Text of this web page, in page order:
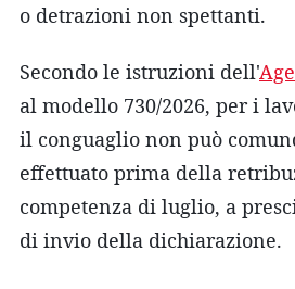
o detrazioni non spettanti.
Secondo le istruzioni dell'
al modello 730/2026, per i
il conguaglio non può
effettuato prima della
competenza di luglio, a
di invio della dichiarazione.